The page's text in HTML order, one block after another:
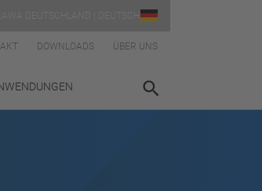
DOWNLOADS ÜBER UNS